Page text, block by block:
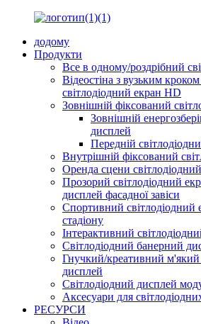
додому
Продукти
Все в одному/роздрібний
Відеостіна з вузьким кроком
світлодіодний екран HD
Зовнішній фіксований
Зовнішній
дисплей
Передній
Внутрішній фіксований
Оренда сцени
Прозорий світлодіодний
дисплей фасадної завіси
Спортивний світлодіодний
стадіону
Інтерактивний
Світлодіодний банерний
Гнучкий/креативний м'який
дисплей
Світлодіодний дисплей
Аксесуари для
РЕСУРСИ